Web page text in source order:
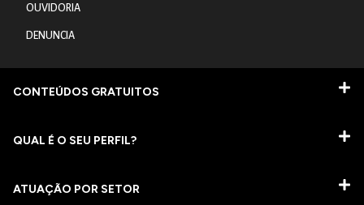
OUVIDORIA
DENUNCIA
CONTEÚDOS GRATUITOS
QUAL É O SEU PERFIL?
ATUAÇÃO POR SETOR